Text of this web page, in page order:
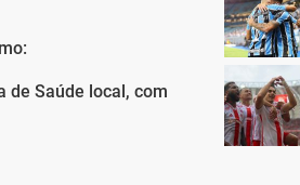
Saúde local, com